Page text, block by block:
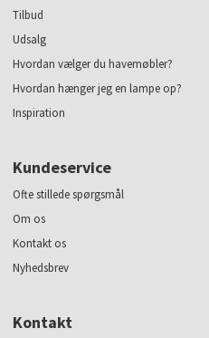
Tilbud
Udsalg
Hvordan vælger du havemøbler?
Hvordan hænger jeg en lampe op?
Inspiration
Kundeservice
Ofte stillede spørgsmål
Om os
Kontakt os
Nyhedsbrev
Kontakt